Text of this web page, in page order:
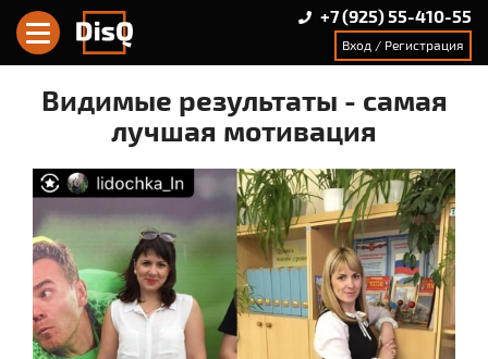
+7 (925) 55-410-55
Вход / Регистрация
Видимые результаты - самая
лучшая мотивация